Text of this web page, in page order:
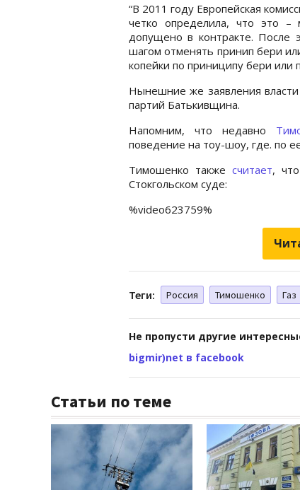
“В 2011 году Европейская
четко определила, что это
допущено в контракте. После
шагом отменять принип бери
копейки по приниципу бери или
Нынешние же заявления
партий Батькивщина.
Напомним, что недавно
поведение на тоу-шоу, где. по
Тимошенко такжесчитает,
Стокгольском суде:
%video623759%
Теги: Россия Тимошенко Газ
Не пропусти другие
bigmir)net в facebook
Статьи по теме